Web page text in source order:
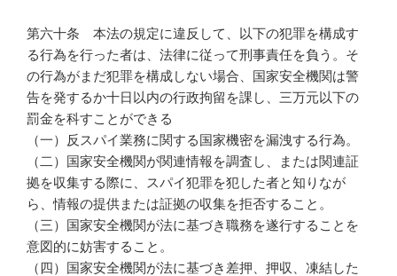
第六十条 本法の規定に違反して、以下の犯罪を構成す
る行為を行った者は、法律に従って刑事責任を負う。そ
の行為がまだ犯罪を構成しない場合、国家安全機関は警
告を発するか十日以内の行政拘留を課し、三万元以下の
罰金を科すことができる
（一）反スパイ業務に関する国家機密を漏洩する行為。
（二）国家安全機関が関連情報を調査し、または関連証
拠を収集する際に、スパイ犯罪を犯した者と知りなが
ら、情報の提供または証拠の収集を拒否すること。
（三）国家安全機関が法に基づき職務を遂行することを
意図的に妨害すること。
（四）国家安全機関が法に基づき差押、押収、凍結した